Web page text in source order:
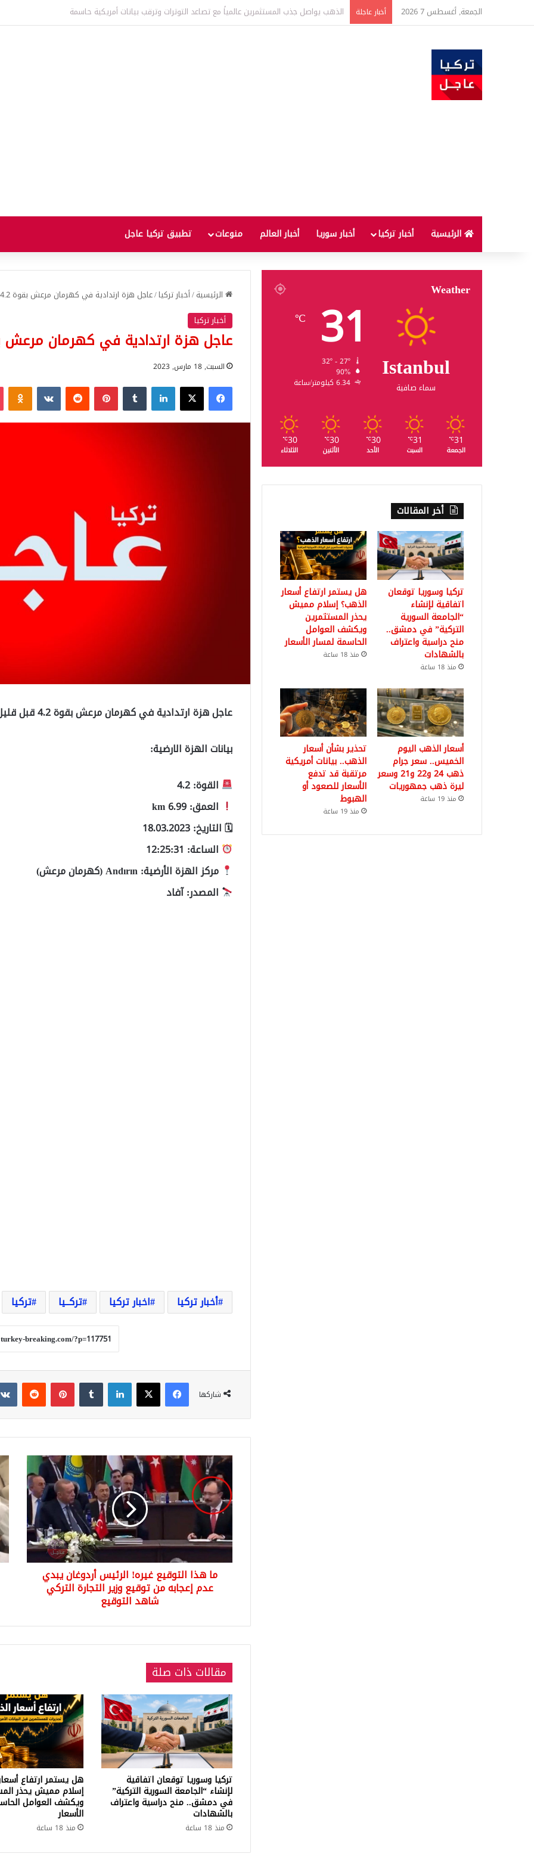
الجمعة, أغسطس 7 2026 أخبار عاجلة ارتفاع أسعار الغذاء العالمية إلى أعلى مستوى منذ ثلاث سنوات يثير مخاوف من موجة غلاء جديدة
الرئيسية أخبار تركيا أخبار سوريا أخبار العالم منوعات تطبيق تركيا عاجل
الرئيسية/أخبار تركيا/عاجل هزة ارتدادية في كهرمان مرعش بقوة 4.2 قبل قليل..
أخبار تركيا
عاجل هزة ارتدادية في كهرمان مرعش بقوة 4.2
السبت, 18 مارس, 2023
فيسبوك‫X لينكدإن بينتيريست
عاجل هزة ارتدادية في كهرمان مرعش بقوة 4.2 قبل قليل..
بيانات الهزة الارضية:
القوة: 4.2
العمق: 6.99 km
🗓 التاريخ: 18.03.2023
الساعة: 12:25:31
مركز الهزة الأرضية: Andırın (كهرمان مرعش)
المصدر: آفاد
أخبار تركيا اخبار تركيا تركــيا تركيا
شاركها
فيسبوك‫X لينكدإن بينتيريست
ما
هذا
التوقيع
غيره!
الرئيس
أردوغان
يبدي
عدم
إعجابه
التركي
التوقيع
ما هذا التوقيع غيره! الرئيس أردوغان يبدي
عدم إعجابه من توقيع وزير التجارة التركي
شاهد التوقيع
1
مقالات ذات صلة
تركيا وسوريا توقعان اتفاقية
لإنشاء “الجامعة السورية التركية”
في دمشق.. منح دراسية واعتراف
بالشهادات
منذ 18 ساعة
هل يستمر ارتفاع
إسلام مميش يحذر
ويكشف العوامل
الأسعار
منذ 18 ساعة
Weather
Istanbul
سماء صافية
31
℃
90%
6.34 كيلومتر/ساعة
31
℃
الجمعة
31
℃
السبت
30
℃
الأحد
30
℃
الأثنين
30
℃
الثلاثاء
أخر المقالات
تركيا وسوريا توقعان
اتفاقية لإنشاء
“الجامعة السورية
التركية” في دمشق..
منح دراسية واعتراف
بالشهادات
منذ 18 ساعة
هل يستمر ارتفاع أسعار
الذهب؟ إسلام مميش
يحذر المستثمرين
ويكشف العوامل
الحاسمة لمسار الأسعار
منذ 18 ساعة
أسعار الذهب اليوم
الخميس.. سعر جرام
ذهب 24 و22 و21 وسعر
ليرة ذهب جمهوريات
منذ 19 ساعة
تحذير بشأن أسعار
الذهب.. بيانات أمريكية
مرتقبة قد تدفع
الأسعار للصعود أو
الهبوط
منذ 19 ساعة